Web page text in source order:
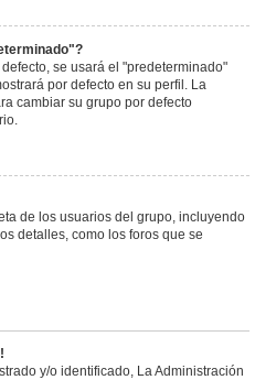
se usará el "predeterminado"
por defecto en su perfil. La
cambiar su grupo por defecto
de los usuarios del grupo, incluyendo
detalles, como los foros que se
y/o identificado, La Administración